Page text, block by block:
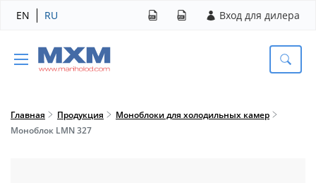
EN RU Вход для дилера
Главная Продукция
Моноблоки для холодильных камер
Моноблок LMN 327